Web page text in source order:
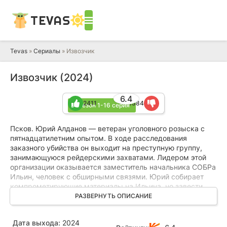
TEVAS
Tevas » Сериалы » Извозчик
Извозчик (2024)
1 сезон 1-16 серия
6.4
2411 1384
Псков. Юрий Алданов — ветеран уголовного розыска с
пятнадцатилетним опытом. В ходе расследования
заказного убийства он выходит на преступную группу,
занимающуюся рейдерскими захватами. Лидером этой
организации оказывается заместитель начальника СОБРа
Ильин, человек с обширными связями. Юрий собирает
компрометирующие материалы на Ильина, но завести
уголовное дело не успевает — в его машине
подбрасывают наркотики, и он оказывается за решеткой.
Жена Алданова, несмотря на давний разлад в их
РАЗВЕРНУТЬ ОПИСАНИЕ
Дата выхода: 2024